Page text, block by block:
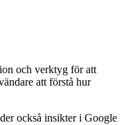
och verktyg för att
att förstå hur
också insikter i Google